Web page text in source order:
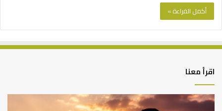
أكمل القراءة »
اقرأ معنا
كيف